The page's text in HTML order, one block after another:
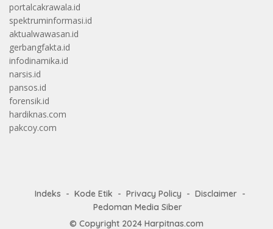
portalcakrawala.id
spektruminformasi.id
aktualwawasan.id
gerbangfakta.id
infodinamika.id
narsis.id
pansos.id
forensik.id
hardiknas.com
pakcoy.com
Indeks Kode Etik Privacy Policy
Disclaimer
Pedoman Media Siber
© Copyright 2024 Harpitnas.com